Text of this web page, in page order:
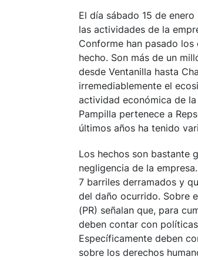
El día sábado 15 de
las actividades de la
Conforme han pasado
hecho. Son más de un
desde Ventanilla hasta
irremediablemente el
actividad económica de
Pampilla pertenece a
últimos años ha tenido
Los hechos son bastante
negligencia de la
7 barriles derramados y
del daño ocurrido. Sobre
(PR) señalan que, para
deben contar con
Específicamente deben
sobre los derechos